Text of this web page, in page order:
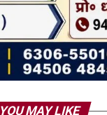
YOU MAY LIKE